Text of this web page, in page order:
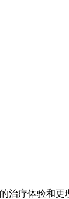
治疗体验和更